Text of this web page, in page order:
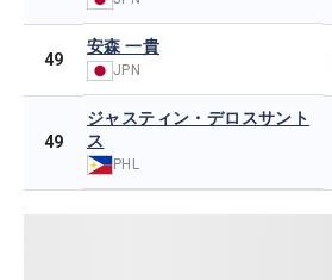
49
安森 一貴
JPN
49
ジャスティン・デロスサント
ス
PHL